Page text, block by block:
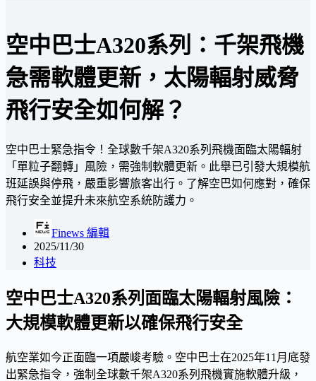
空中巴士A320系列：千架飛機
急需軟體更新，太陽輻射威脅
飛行安全如何解？
空中巴士緊急指令！全球數千架A320系列飛機面臨太陽輻射
「單粒子翻轉」風險，需強制軟體更新。此舉已引發大規模航
班延誤與停飛，嚴重影響旅客出行。了解空巴如何應對，確保
飛行安全並提升未來航空系統防護力。
Finews 編輯
2025/11/30
科技
空中巴士A320系列面臨太陽輻射風險：
大規模軟體更新以確保飛行安全
航空業如今正面臨一項嚴峻考驗。空中巴士在2025年11月底發
出緊急指令，強制全球數千架A320系列飛機實施軟體升級，